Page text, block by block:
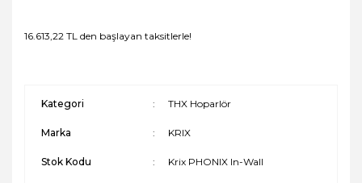
16.613,22 TL den başlayan taksitlerle!
Kategori THX Hoparlör
Marka KRIX
Stok Kodu Krix PHONIX In-Wall